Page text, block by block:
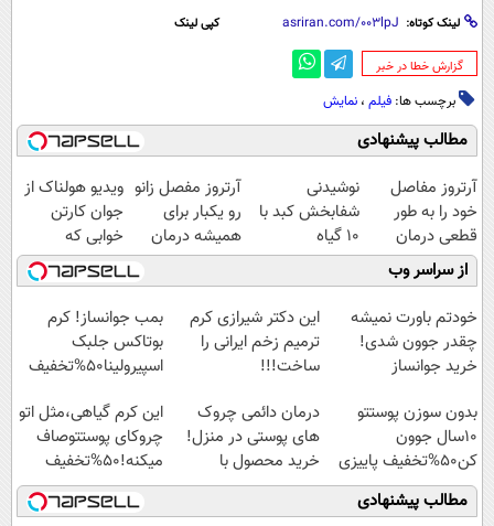
لینک کوتاه: کپی لینک
‌گزارش خطا در خبر
برچسب ها: فیلم ، نمایش
مطالب پیشنهادی
آرتروز مفاصل
خود را به طور
قطعی درمان
کنید!
◗پرسش‌نامه◖
نوشیدنی
شفابخش کبد با
10 گیاه
موثر(تخفیف تا
امشب)
آرتروز مفصل زانو
رو یکبار برای
همیشه درمان
کن!
◗پرسش‌نامه◖
ویدیو هولناک از
جوان کارتن
خوابی که
میلیاردر شد.
آموزش رایگان
از سراسر وب
خودتم باورت نمیشه
چقدر جوون شدی!
خرید جوانساز
ویژه
این دکتر شیرازی کرم
ترمیم زخم ایرانی را
ساخت!!!
بمب جوانساز! کرم
بوتاکس جلبک
اسپیرولینا50%تخفیف
بدون سوزن پوستتو
10سال جوون
کن50%تخفیف پاییزی
درمان دائمی چروک
های پوستی در منزل!
خرید محصول با
تخفیف
این کرم گیاهی،مثل اتو
چروکای پوستتوصاف
میکنه!50%تخفیف
مطالب پیشنهادی